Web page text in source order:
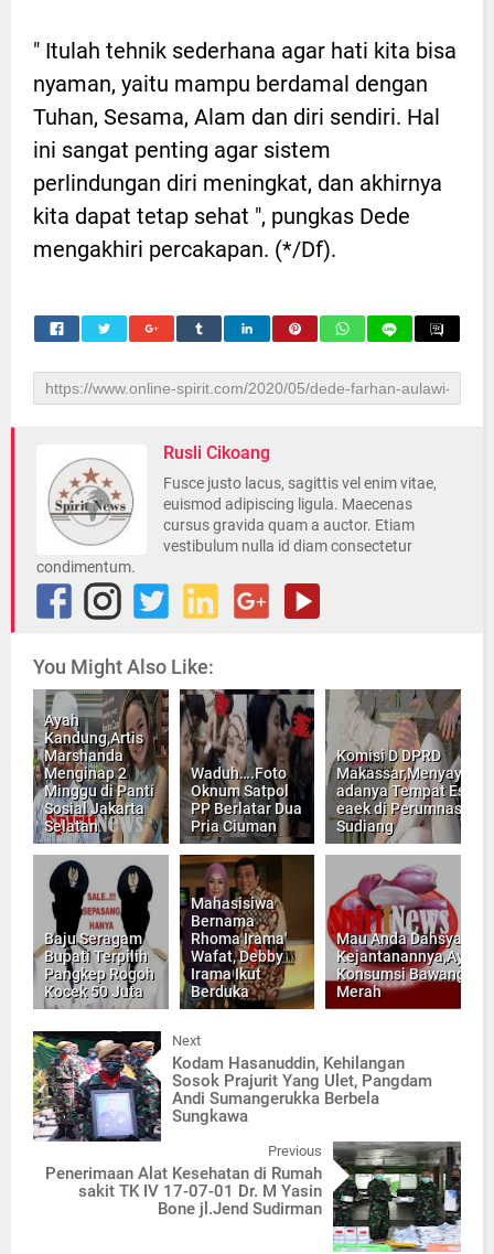
" Itulah tehnik sederhana agar hati kita bisa
nyaman, yaitu mampu berdamal dengan
Tuhan, Sesama, Alam dan diri sendiri. Hal
ini sangat penting agar sistem
perlindungan diri meningkat, dan akhirnya
kita dapat tetap sehat ", pungkas Dede
mengakhiri percakapan. (*/Df).
Rusli Cikoang
Fusce justo lacus, sagittis vel enim vitae,
euismod adipiscing ligula. Maecenas
cursus gravida quam a auctor. Etiam
vestibulum nulla id diam consectetur
condimentum.
You Might Also Like:
Ayah
Kandung,Artis
Marshanda
Menginap 2
Minggu di Panti
Sosial Jakarta
Selatan
Waduh….Foto
Oknum Satpol
PP Berlatar Dua
Pria Ciuman
Komisi D DPRD
adanya Tempat Esek-
eaek di Perumnas
Sudiang
Baju Seragam
Bupati Terpilih
Pangkep Rogoh
Kocek 50 Juta
Mahasisiwa
Bernama
Rhoma Irama'
Wafat, Debby
Irama Ikut
Berduka
Mau Anda Dahsyat
Kejantanannya,Ayo
Konsumsi Bawang
Merah
Next
Kodam Hasanuddin, Kehilangan
Sosok Prajurit Yang Ulet, Pangdam
Andi Sumangerukka Berbela
Sungkawa
Previous
Penerimaan Alat Kesehatan di Rumah
sakit TK IV 17-07-01 Dr. M Yasin
Bone jl.Jend Sudirman